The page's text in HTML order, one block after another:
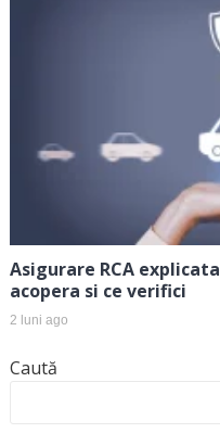
Asigurare RCA
acopera si ce verifici
2 luni ago
Caută